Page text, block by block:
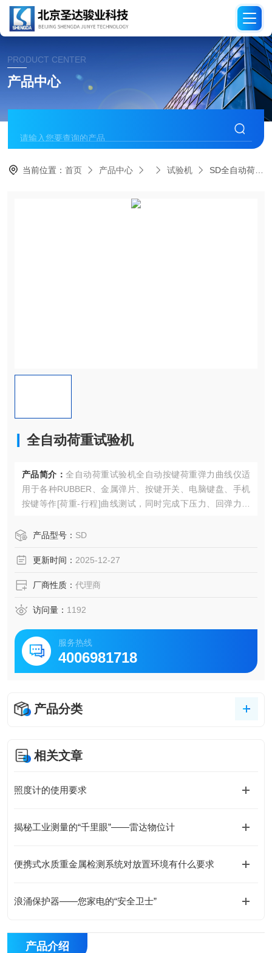
PRODUCT CENTER
产品中心
当前位置：首页 产品中心 试验机 SD全自动荷重试验机
全自动荷重试验机
产品简介： 全自动荷重试验机全自动按键荷重弹力曲线仪适
用于各种RUBBER、金属弹片、按键开关、电脑键盘、手机
按键等作[荷重-行程]曲线测试，同时完成下压力、回弹力测
产品型号： SD
更新时间： 2025-12-27
厂商性质： 代理商
访问量： 1192
服务热线
4006981718
产品分类
相关文章
照度计的使用要求
揭秘工业测量的“千里眼”——雷达物位计
便携式水质重金属检测系统对放置环境有什么要求
浪涌保护器——您家电的“安全卫士”
产品介绍